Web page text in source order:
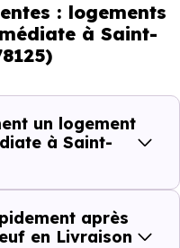
: ce que vous
immédiate à
dans une logique très
vous pouvez le voir, et
se passe :
: logements
à Saint-
un logement
à Saint-
après
en Livraison